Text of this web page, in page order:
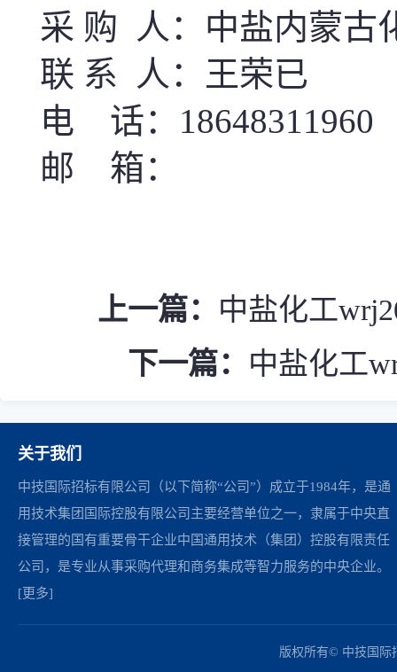
采 购 人： 中盐内蒙古
联 系 人： 王荣已
电
话： 18648311960
邮 箱：
上一篇： 中盐化工
下一篇： 中盐化工
关于我们
中技国际招标有限公司（以下简称“公司”）成立于1984年，是通
用技术集团国际控股有限公司主要经营单位之一，隶属于中央直
接管理的国有重要骨干企业中国通用技术（集团）控股有限责任
公司，是专业从事采购代理和商务集成等智力服务的中央企业。
[更多]
版权所有© 中技国际